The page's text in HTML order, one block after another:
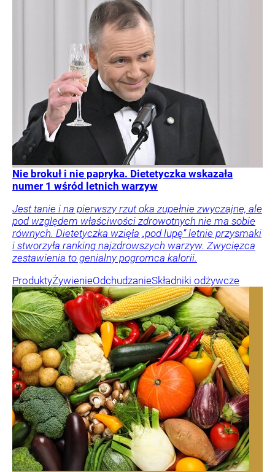
Nie brokuł i nie papryka. Dietetyczka wskazała
numer 1 wśród letnich warzyw
Jest tanie i na pierwszy rzut oka zupełnie zwyczajne, ale
pod względem właściwości zdrowotnych nie ma sobie
równych. Dietetyczka wzięła „pod lupę” letnie przysmaki
i stworzyła ranking najzdrowszych warzyw. Zwycięzca
zestawienia to genialny pogromca kalorii.
ProduktyŻywienieOdchudzanieSkładniki odżywcze